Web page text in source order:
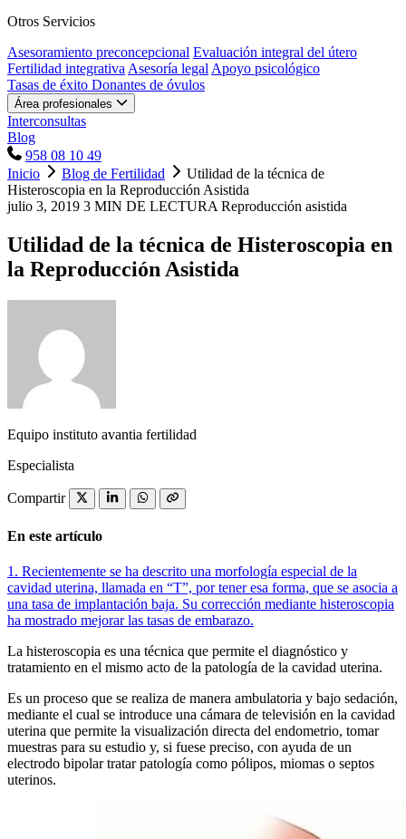
Otros Servicios
Asesoramiento preconcepcional Evaluación integral del útero
Fertilidad integrativa Asesoría legal Apoyo psicológico
Tasas de éxito Donantes de óvulos
Área profesionales
Interconsultas
Blog
958 08 10 49
Inicio
Blog de Fertilidad
Utilidad de la técnica de
Histeroscopia en la Reproducción Asistida
julio 3, 2019 3 MIN DE LECTURA Reproducción asistida
Utilidad de la técnica de Histeroscopia en
la Reproducción Asistida
Equipo instituto avantia fertilidad
Especialista
Compartir
En este artículo
1. Recientemente se ha descrito una morfología especial de la
cavidad uterina, llamada en “T”, por tener esa forma, que se asocia a
una tasa de implantación baja. Su corrección mediante histeroscopia
ha mostrado mejorar las tasas de embarazo.
La histeroscopia es una técnica que permite el diagnóstico y
tratamiento en el mismo acto de la patología de la cavidad uterina.
Es un proceso que se realiza de manera ambulatoria y bajo sedación,
mediante el cual se introduce una cámara de televisión en la cavidad
uterina que permite la visualización directa del endometrio, tomar
muestras para su estudio y, si fuese preciso, con ayuda de un
electrodo bipolar tratar patología como pólipos, miomas o septos
uterinos.